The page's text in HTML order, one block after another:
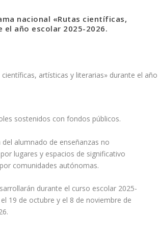
nacional «Rutas científicas,
año escolar 2025-2026.
sostenidos con fondos públicos.
alumnado de enseñanzas no
lugares y espacios de significativo
comunidades autónomas.
durante el curso escolar 2025-
19 de octubre y el 8 de noviembre de